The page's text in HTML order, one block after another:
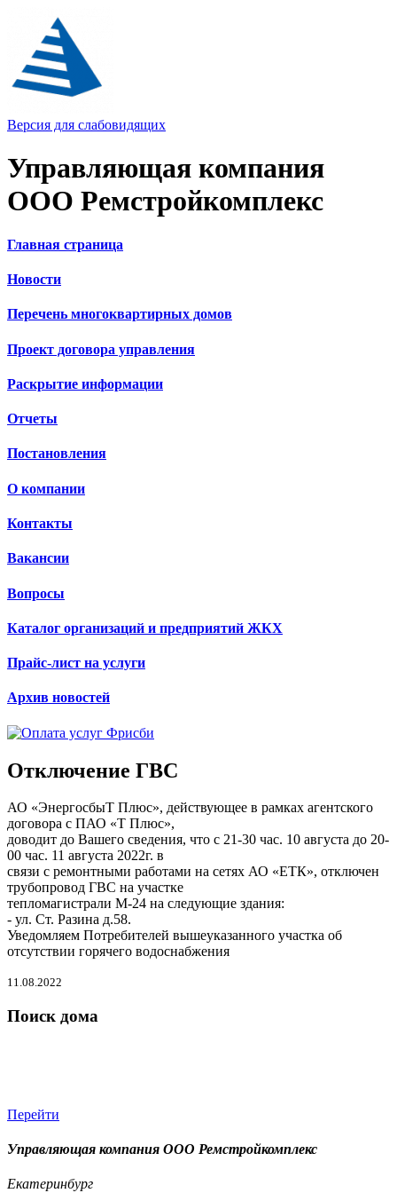
Версия для слабовидящих
Управляющая компания
ООО Ремстройкомплекс
Главная страница
Новости
Перечень многоквартирных домов
Проект договора управления
Раскрытие информации
Отчеты
Постановления
О компании
Контакты
Вакансии
Вопросы
Каталог организаций и предприятий ЖКХ
Прайс-лист на услуги
Архив новостей
Отключение ГВС
АО «ЭнергосбыТ Плюс», действующее в рамках агентского
договора с ПАО «Т Плюс»,
доводит до Вашего сведения, что с 21-30 час. 10 августа до 20-
00 час. 11 августа 2022г. в
связи с ремонтными работами на сетях АО «ЕТК», отключен
трубопровод ГВС на участке
тепломагистрали М-24 на следующие здания:
- ул. Ст. Разина д.58.
Уведомляем Потребителей вышеуказанного участка об
отсутствии горячего водоснабжения
11.08.2022
Поиск дома
Перейти
Управляющая компания ООО Ремстройкомплекс
Екатеринбург